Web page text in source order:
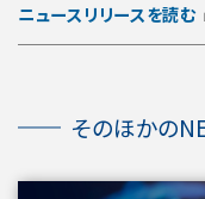
ニュースリリースを読む
そのほかの
ほ
NEWS